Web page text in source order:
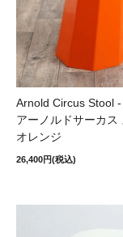
Arnold Circus Stool
アーノルドサーカス
オレンジ
26,400円(税込)